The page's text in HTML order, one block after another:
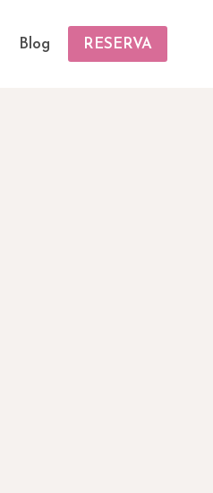
Blog RESERVA